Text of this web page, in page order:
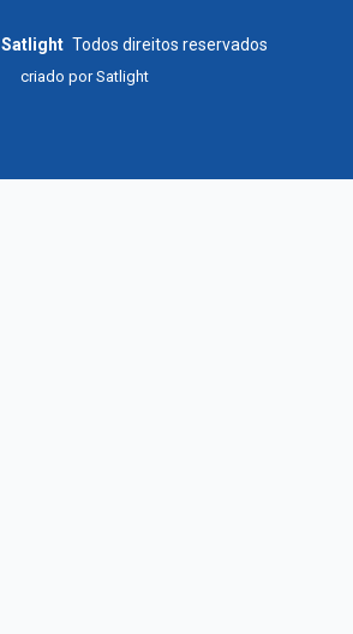
Satlight Todos direitos reservados
criado porSatlight